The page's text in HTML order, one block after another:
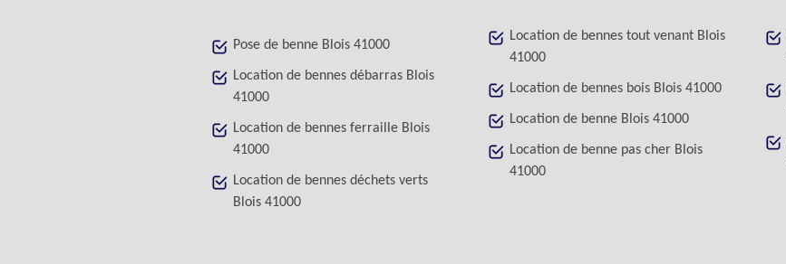
Pose de benne Blois 41000
Location de bennes débarras Blois
41000
Location de bennes ferraille Blois
41000
Location de bennes déchets verts
Blois 41000
Location de bennes tout venant Blois
41000
Location de bennes bois Blois 41000
Location de benne Blois 41000
Location de benne pas cher Blois
41000